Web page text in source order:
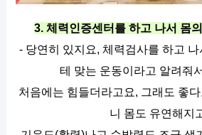
3. 체력인증센터를 하고 나서 몸
- 당연히 있지요, 체력검사를 하고
테 맞는 운동이라고 알려줘
처음에는 힘들더라고요, 그래도 좋
니 몸도 유연해지